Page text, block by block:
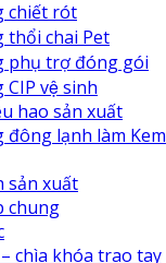
chiết rót
thổi chai Pet
phụ trợ đóng gói
vệ sinh
hao sản xuất
đông lạnh làm Kem
sản xuất
chung
chìa khóa trao tay